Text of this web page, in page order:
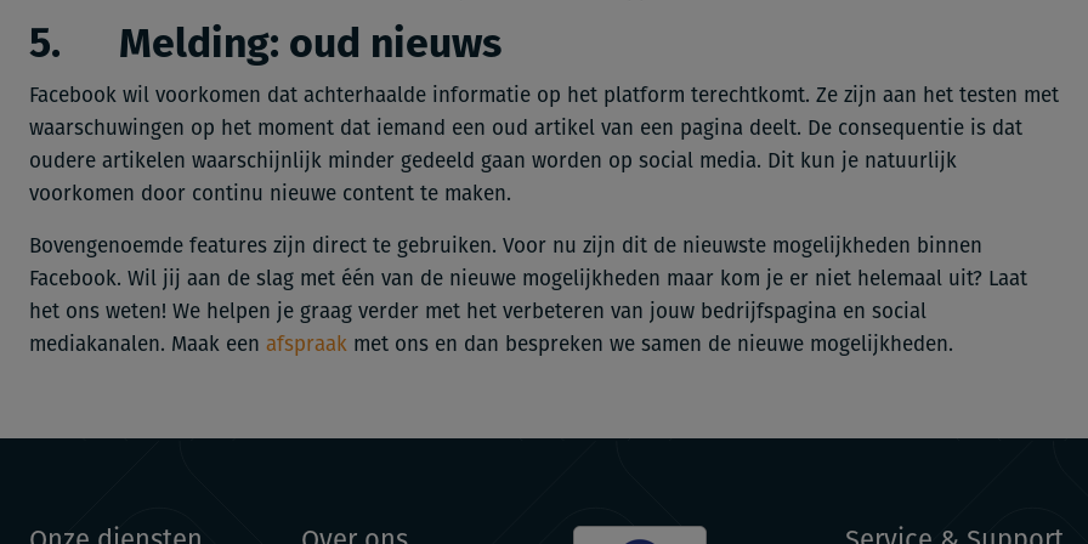
5. Melding: oud nieuws
Facebook wil voorkomen dat achterhaalde informatie op het platform terechtkomt. Ze zijn aan het testen met
waarschuwingen op het moment dat iemand een oud artikel van een pagina deelt. De consequentie is dat
oudere artikelen waarschijnlijk minder gedeeld gaan worden op social media. Dit kun je natuurlijk
voorkomen door continu nieuwe content te maken.
Bovengenoemde features zijn direct te gebruiken. Voor nu zijn dit de nieuwste mogelijkheden binnen
Facebook. Wil jij aan de slag met één van de nieuwe mogelijkheden maar kom je er niet helemaal uit? Laat
het ons weten! We helpen je graag verder met het verbeteren van jouw bedrijfspagina en social
mediakanalen. Maak een afspraak met ons en dan bespreken we samen de nieuwe mogelijkheden.